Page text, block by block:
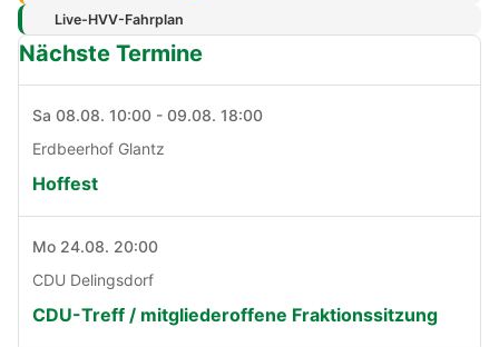
Live-HVV-Fahrplan
Nächste Termine
Sa 08.08. 10:00 - 09.08. 18:00
Erdbeerhof Glantz
Hoffest
Mo 24.08. 20:00
CDU Delingsdorf
CDU-Treff / mitgliederoffene Fraktionssitzung